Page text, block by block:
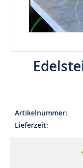
Artikelnummer
Lieferzeit